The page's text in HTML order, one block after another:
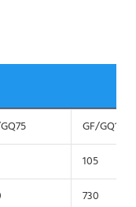
GF/GQ105
105
730